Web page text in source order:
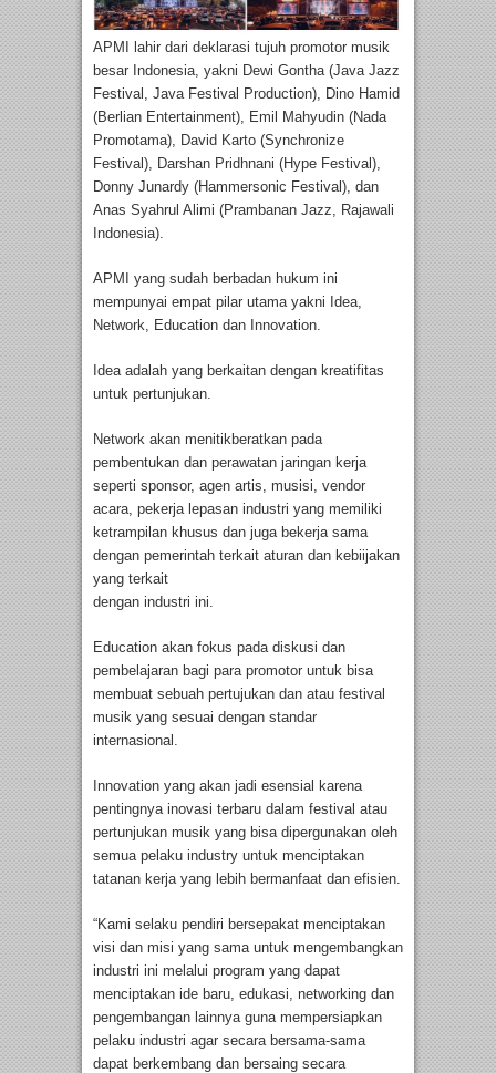
APMI lahir dari deklarasi tujuh promotor musik
besar Indonesia, yakni Dewi Gontha (Java Jazz
Festival, Java Festival Production), Dino Hamid
(Berlian Entertainment), Emil Mahyudin (Nada
Promotama), David Karto (Synchronize
Festival), Darshan Pridhnani (Hype Festival),
Donny Junardy (Hammersonic Festival), dan
Anas Syahrul Alimi (Prambanan Jazz, Rajawali
Indonesia).
APMI yang sudah berbadan hukum ini
mempunyai empat pilar utama yakni Idea,
Network, Education dan Innovation.
Idea adalah yang berkaitan dengan kreatifitas
untuk pertunjukan.
Network akan menitikberatkan pada
pembentukan dan perawatan jaringan kerja
seperti sponsor, agen artis, musisi, vendor
acara, pekerja lepasan industri yang memiliki
ketrampilan khusus dan juga bekerja sama
dengan pemerintah terkait aturan dan kebiijakan
yang terkait
dengan industri ini.
Education akan fokus pada diskusi dan
pembelajaran bagi para promotor untuk bisa
membuat sebuah pertujukan dan atau festival
musik yang sesuai dengan standar
internasional.
Innovation yang akan jadi esensial karena
pentingnya inovasi terbaru dalam festival atau
pertunjukan musik yang bisa dipergunakan oleh
semua pelaku industry untuk menciptakan
tatanan kerja yang lebih bermanfaat dan efisien.
“Kami selaku pendiri bersepakat menciptakan
visi dan misi yang sama untuk mengembangkan
industri ini melalui program yang dapat
menciptakan ide baru, edukasi, networking dan
pengembangan lainnya guna mempersiapkan
pelaku industri agar secara bersama-sama
dapat berkembang dan bersaing secara